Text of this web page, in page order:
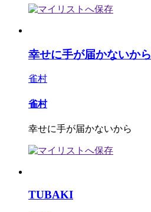
幸せに手が届かないから
雀村
雀村
幸せに手が届かないから
TUBAKI